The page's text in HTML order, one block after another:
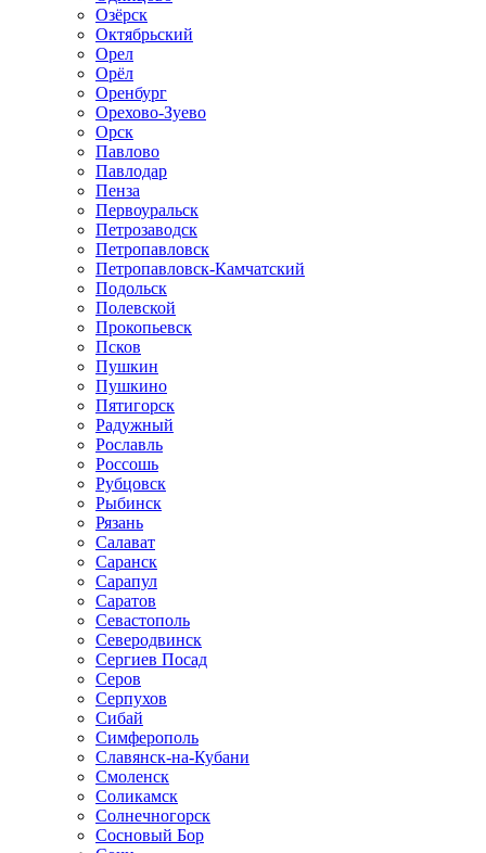
Озёрск
Октябрьский
Орел
Орёл
Оренбург
Орехово-Зуево
Орск
Павлово
Павлодар
Пенза
Первоуральск
Петрозаводск
Петропавловск
Петропавловск-Камчатский
Подольск
Полевской
Прокопьевск
Псков
Пушкин
Пушкино
Пятигорск
Радужный
Рославль
Россошь
Рубцовск
Рыбинск
Рязань
Салават
Саранск
Сарапул
Саратов
Севастополь
Северодвинск
Сергиев Посад
Серов
Серпухов
Сибай
Симферополь
Славянск-на-Кубани
Смоленск
Соликамск
Солнечногорск
Сосновый Бор